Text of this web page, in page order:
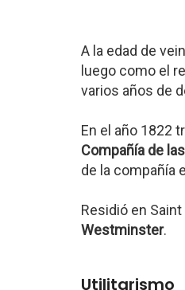
A la edad de
luego como el
varios años de
En el año 1822
Compañía de
de la compañía
Residió en
Westminster.
Utilitarismo